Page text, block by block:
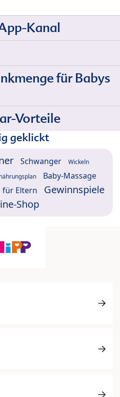
Kanal
für Babys
Vorteile
geklickt
Schwanger Wickeln
Baby-Massage
für Eltern
Gewinnspiele
Shop